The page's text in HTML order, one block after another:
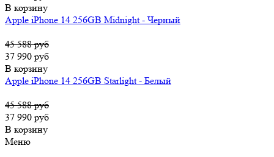
В корзину
Apple iPhone 14 256GB Midnight - Черный
45 588 руб
37 990 руб
В корзину
Apple iPhone 14 256GB Starlight - Белый
45 588 руб
37 990 руб
В корзину
Меню